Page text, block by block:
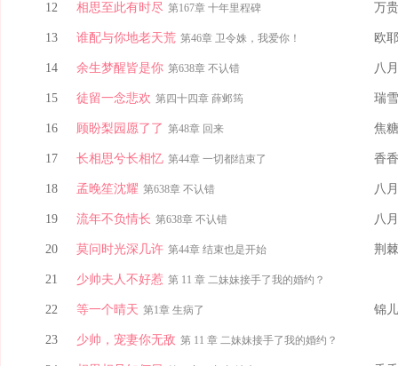
12 相思至此有时尽 第167章 十年里程碑 万
13 谁配与你地老天荒 第46章 卫令姝，我爱你！ 欧耶
14 余生梦醒皆是你 第638章 不认错 八
15 徒留一念悲欢 第四十四章 薛邺筠 瑞
16 顾盼梨园愿了了 第48章 回来 焦糖
17 长相思兮长相忆 第44章 一切都结束了 香
18 孟晚笙沈耀 第638章 不认错 八
19 流年不负情长 第638章 不认错 八
20 莫问时光深几许 第44章 结束也是开始 荆
21 少帅夫人不好惹 第 11 章 二妹妹接手了我的婚约？
22 等一个晴天 第1章 生病了 锦儿
23 少帅，宠妻你无敌 第 11 章 二妹妹接手了我的婚约？